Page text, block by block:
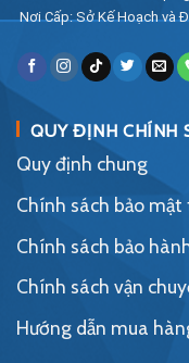
Nơi Cấp: Sở Kế Hoạch và
QUY ĐỊNH CHÍNH
Quy định chung
Chính sách bảo
Chính sách bảo
Chính sách vận
Hướng dẫn mua